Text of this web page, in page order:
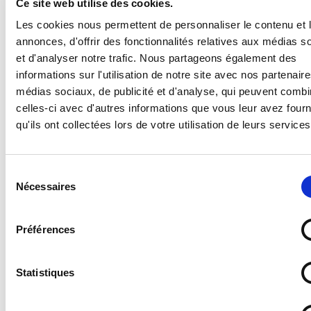
Ce site web utilise des cookies.
Les cookies nous permettent de personnaliser le contenu et
annonces, d'offrir des fonctionnalités relatives aux médias
et d'analyser notre trafic. Nous partageons également des
informations sur l'utilisation de notre site avec nos
médias sociaux, de publicité et d'analyse, qui peuvent
celles-ci avec d'autres informations que vous leur avez
qu'ils ont collectées lors de votre utilisation de leurs
Nécessaires
Préférences
Statistiques
Panneau Ne pas encombrer
Supports disponibles :
- Forex 2 mm (pvc expansé pour un panneau en
plastique standard, léger et résistant)
- Vitrophanie (autocollant à poser sur une vitre en
intérieur pour une visibilité de l'extérieur)
- PS Choc 1.5 mm (polystyrène rigide ultra résistant)
- Plexi 3 mm (plexiglas transparent)